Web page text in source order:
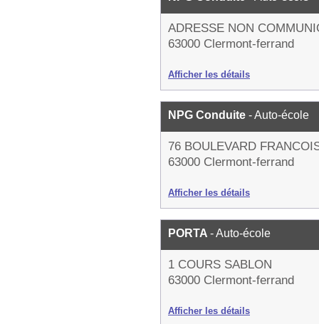
ADRESSE NON
63000 Clermont-ferrand
Afficher les détails
NPG Conduite - Auto-école
76 BOULEVARD
63000 Clermont-ferrand
Afficher les détails
PORTA - Auto-école
1 COURS SABLON
63000 Clermont-ferrand
Afficher les détails